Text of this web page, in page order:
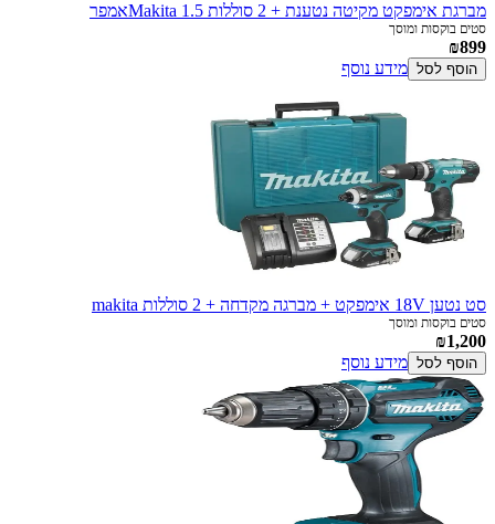
מברגת אימפקט מקיטה נטענת + 2 סוללות Makita 1.5אמפר
סטים בוקסות ומוסך
₪899
הוסף לסל מידע נוסף
סט נטען 18V אימפקט + מברגה מקדחה + 2 סוללות makita
סטים בוקסות ומוסך
₪1,200
הוסף לסל מידע נוסף